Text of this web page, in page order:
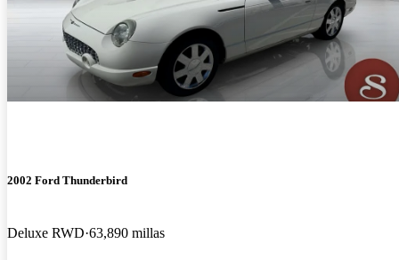
2002 Ford Thunderbird
Deluxe RWD 63,890 millas